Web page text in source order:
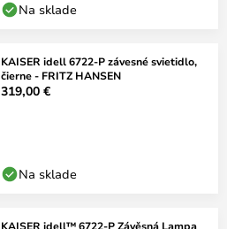
Na sklade
KAISER idell 6722-P závesné svietidlo,
čierne - FRITZ HANSEN
319,00 €
Na sklade
KAISER idell™ 6722-P Závěsná Lampa